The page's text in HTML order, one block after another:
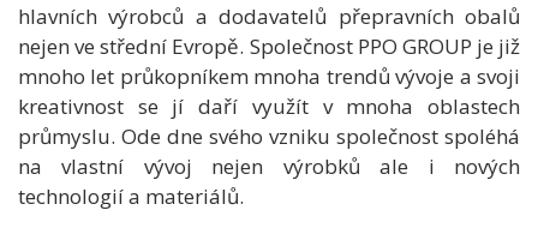
hlavních výrobců a dodavatelů přepravních obalů
nejen ve střední Evropě. Společnost PPO GROUP je již
mnoho let průkopníkem mnoha trendů vývoje a svoji
kreativnost se jí daří využít v mnoha oblastech
průmyslu. Ode dne svého vzniku společnost spoléhá
na vlastní vývoj nejen výrobků ale i nových
technologií a materiálů.